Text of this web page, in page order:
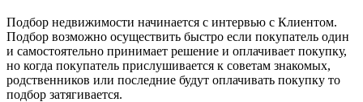
Подбор недвижимости начинается с интервью с Клиентом.
Подбор возможно осуществить быстро если покупатель один
и самостоятельно принимает решение и оплачивает покупку,
но когда покупатель прислушивается к советам знакомых,
родственников или последние будут оплачивать покупку то
подбор затягивается.